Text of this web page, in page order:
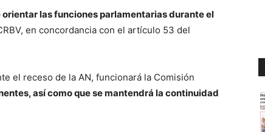
las funciones parlamentarias durante el
en concordancia con el artículo 53 del
el receso de la AN, funcionará la Comisión
así como que se mantendrá la continuidad